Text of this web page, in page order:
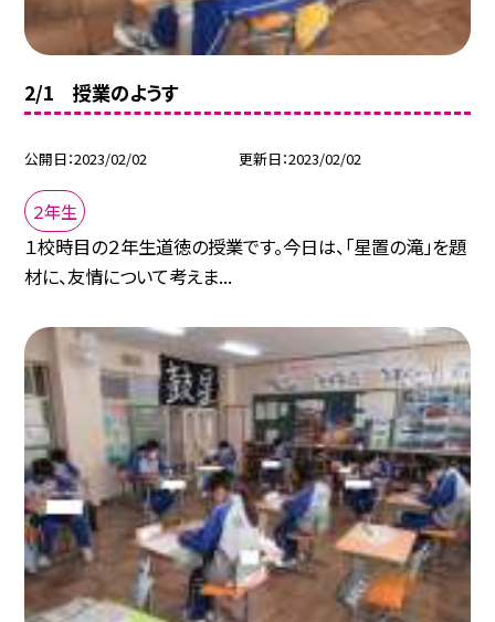
2/1 授業のようす
公開日 2023/02/02 更新日 2023/02/02
２年生
１校時目の２年生道徳の授業です。今日は、「星置の滝」を題
材に、友情について考えま...